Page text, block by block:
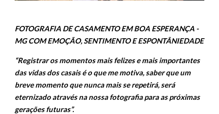
FOTOGRAFIA DE CASAMENTO EM BOA ESPERANÇA -
MG COM EMOÇÃO, SENTIMENTO E ESPONTÂNIEDADE
“Registrar os momentos mais felizes e mais importantes
das vidas dos casais é o que me motiva, saber que um
breve momento que nunca mais se repetirá, será
eternizado através na nossa fotografia para as próximas
gerações futuras”.